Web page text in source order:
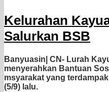
Kelurahan
Salurkan BSB
Banyuasin| CN- Lurah
menyerahkan Bantuan
msyarakat yang
(5/9) lalu.